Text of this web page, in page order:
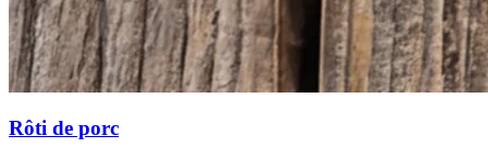
Rôti de porc